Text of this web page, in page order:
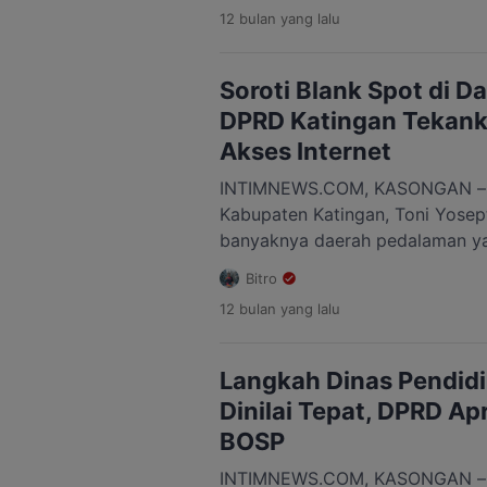
bertugas di lapangan.
memperluas akses pendidikan.
menjawab kesenjangan
[…]
12 bulan yang lalu
Soroti Blank Spot di
DPRD Katingan
Akses Internet
INTIMNEWS.COM, KASONGAN
Kabupaten Katingan, Toni
banyaknya daerah pedalaman
akses internet. Kondisi ini,
perhatian serius pemerintah
internet di era digital tidak lagi
kategori kebutuhan pokok
kebutuhan dasar lain. “Di […]
Bitro
12 bulan yang lalu
Langkah Dinas
Dinilai Tepat, DPRD
BOSP
INTIMNEWS.COM, KASONGAN